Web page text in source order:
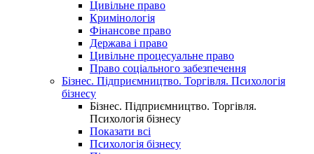
Цивільне право
Кримінологія
Фінансове право
Держава і право
Цивільне процесуальне право
Право соціального забезпечення
Бізнес. Підприємництво. Торгівля. Психологія
бізнесу
Бізнес. Підприємництво. Торгівля.
Психологія бізнесу
Показати всі
Психологія бізнесу